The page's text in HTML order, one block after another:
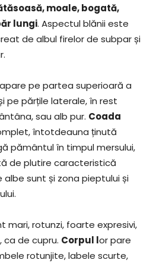
moale, bogată,
lungi. Aspectul blănii este
de albul firelor de subpar și
pe partea superioară a
pe părțile laterale, în rest
sau alb pur. Coada
întotdeauna ținută
pământul în timpul mersului,
de plutire caracteristică
albe sunt și zona pieptului și
mari, rotunzi, foarte expresivi,
ca de cupru. Corpul lor pare
rotunjite, labele scurte,